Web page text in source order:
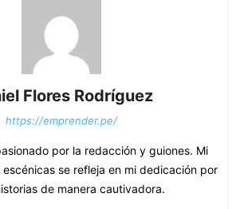
Flores Rodríguez
https://emprender.pe/
por la redacción y guiones. Mi
se refleja en mi dedicación por
de manera cautivadora.